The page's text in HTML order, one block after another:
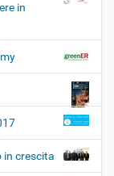
in
in crescita